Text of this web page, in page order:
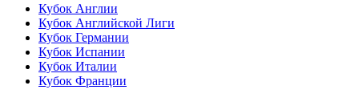
Кубок Англии
Кубок Английской Лиги
Кубок Германии
Кубок Испании
Кубок Италии
Кубок Франции